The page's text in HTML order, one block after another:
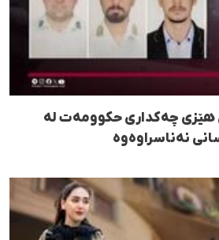
هێزی چەکداری حکوومەت لە
نەناسراوەوە